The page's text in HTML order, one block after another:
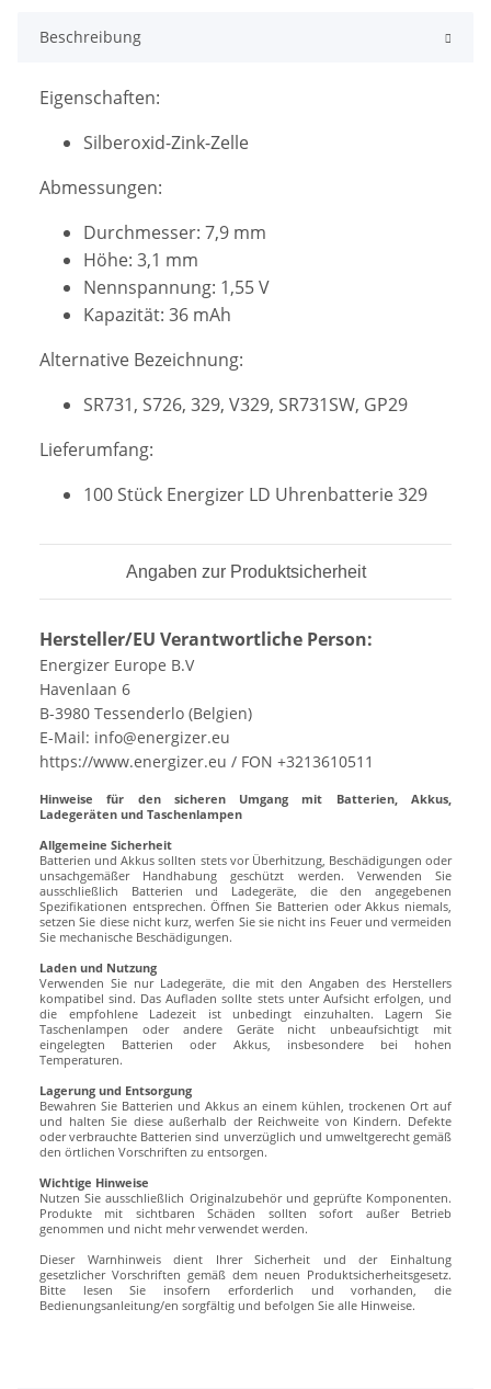
Beschreibung
Eigenschaften:
Silberoxid-Zink-Zelle
Abmessungen:
Durchmesser: 7,9 mm
Höhe: 3,1 mm
Nennspannung: 1,55 V
Kapazität: 36 mAh
Alternative Bezeichnung:
SR731, S726, 329, V329, SR731SW, GP29
Lieferumfang:
100 Stück Energizer LD Uhrenbatterie 329
Angaben zur Produktsicherheit
Hersteller/EU Verantwortliche Person:
Energizer Europe B.V
Havenlaan 6
B-3980 Tessenderlo (Belgien)
E-Mail: info@energizer.eu
https://www.energizer.eu / FON +3213610511
Hinweise für den sicheren Umgang mit Batterien, Akkus,
Ladegeräten und Taschenlampen
Allgemeine Sicherheit
Batterien und Akkus sollten stets vor Überhitzung, Beschädigungen oder
unsachgemäßer Handhabung geschützt werden. Verwenden Sie
ausschließlich Batterien und Ladegeräte, die den angegebenen
Spezifikationen entsprechen. Öffnen Sie Batterien oder Akkus niemals,
setzen Sie diese nicht kurz, werfen Sie sie nicht ins Feuer und vermeiden
Sie mechanische Beschädigungen.
Laden und Nutzung
Verwenden Sie nur Ladegeräte, die mit den Angaben des Herstellers
kompatibel sind. Das Aufladen sollte stets unter Aufsicht erfolgen, und
die empfohlene Ladezeit ist unbedingt einzuhalten. Lagern Sie
Taschenlampen oder andere Geräte nicht unbeaufsichtigt mit
eingelegten Batterien oder Akkus, insbesondere bei hohen
Temperaturen.
Lagerung und Entsorgung
Bewahren Sie Batterien und Akkus an einem kühlen, trockenen Ort auf
und halten Sie diese außerhalb der Reichweite von Kindern. Defekte
oder verbrauchte Batterien sind unverzüglich und umweltgerecht gemäß
den örtlichen Vorschriften zu entsorgen.
Wichtige Hinweise
Nutzen Sie ausschließlich Originalzubehör und geprüfte Komponenten.
Produkte mit sichtbaren Schäden sollten sofort außer Betrieb
genommen und nicht mehr verwendet werden.
Dieser Warnhinweis dient Ihrer Sicherheit und der Einhaltung
gesetzlicher Vorschriften gemäß dem neuen Produktsicherheitsgesetz.
Bitte lesen Sie insofern erforderlich und vorhanden, die
Bedienungsanleitung/en sorgfältig und befolgen Sie alle Hinweise.